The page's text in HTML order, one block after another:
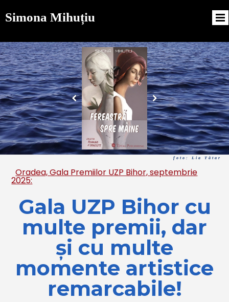
Simona Mihuțiu
foto: Lia Tătar
Oradea, Gala Premiilor UZP Bihor, septembrie
2025:
Gala UZP Bihor cu
multe premii, dar
și cu multe
momente artistice
remarcabile!